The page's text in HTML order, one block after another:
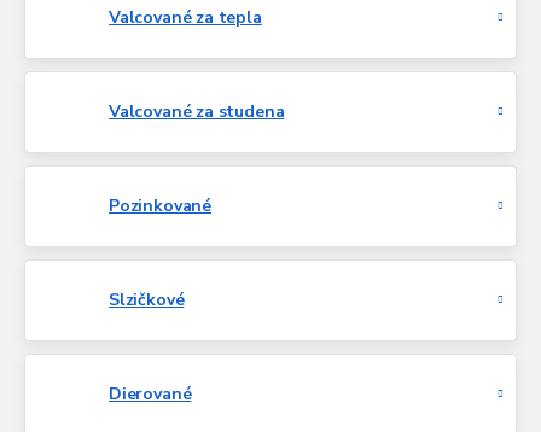
Valcované za tepla
Valcované za studena
Pozinkované
Slzičkové
Dierované